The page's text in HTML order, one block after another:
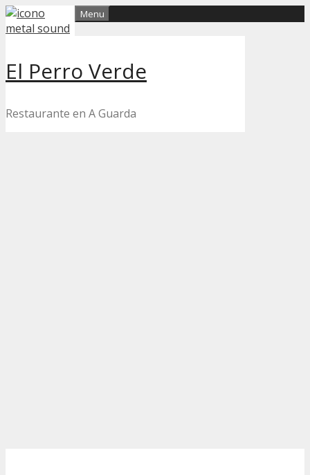
Skip
to
El Perro Verde
Restaurante en A Guarda
Menu